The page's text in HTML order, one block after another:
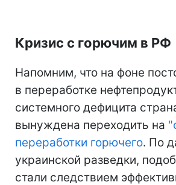
Кризис с горючим в РФ
Напомним, что на фоне
в переработке
системного дефицита
вынуждена переходить на
переработки горючего. По
украинской разведки,
стали следствием